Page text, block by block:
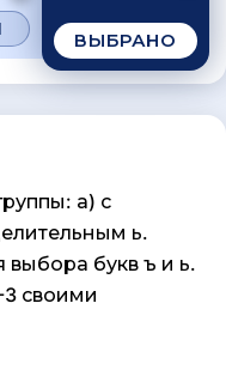
ВЫБРАНО
а) с
ь.
выбора букв ъ и ь.
своими